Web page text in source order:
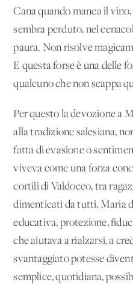
Cana quando manca il
sembra perduto, nel
paura. Non risolve
E questa forse è una delle
qualcuno che non scappa
Per questo la devozione a
alla tradizione salesiana,
fatta di evasione o
viveva come una forza
cortili di Valdocco, tra
dimenticati da tutti, Maria
educativa, protezione,
che aiutava a rialzarsi, a
svantaggiato potesse
semplice, quotidiana,